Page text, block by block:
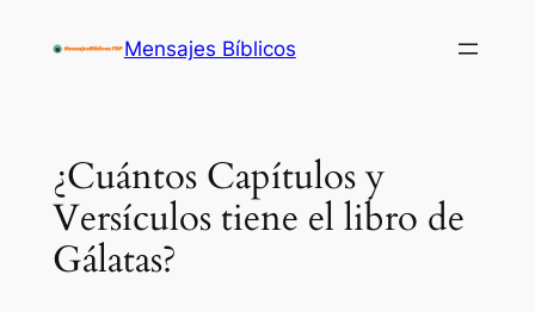
Mensajes Bíblicos
¿Cuántos Capítulos y
Versículos tiene el libro de
Gálatas?